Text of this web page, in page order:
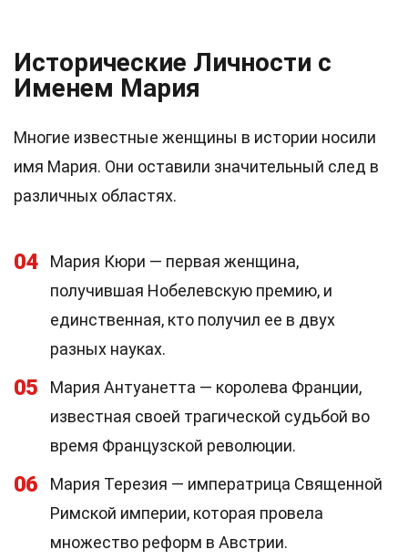
Исторические Личности с
Именем Мария
Многие известные женщины в истории носили
имя Мария. Они оставили значительный след в
различных областях.
04
Мария Кюри — первая женщина,
получившая Нобелевскую премию, и
единственная, кто получил ее в двух
разных науках.
05
Мария Антуанетта — королева Франции,
известная своей трагической судьбой во
время Французской революции.
06
Мария Терезия — императрица Священной
Римской империи, которая провела
множество реформ в Австрии.